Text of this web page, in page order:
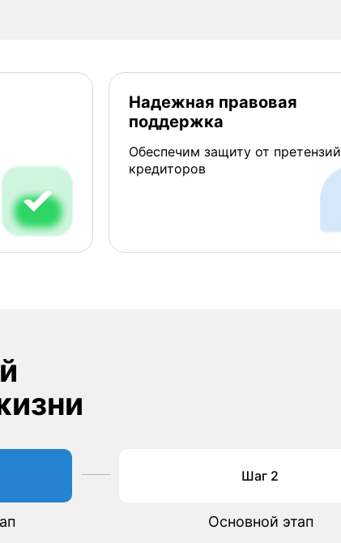
Надежная правовая
поддержка
Обеспечим защиту от претензий
кредиторов
Шаг 2
Основной этап